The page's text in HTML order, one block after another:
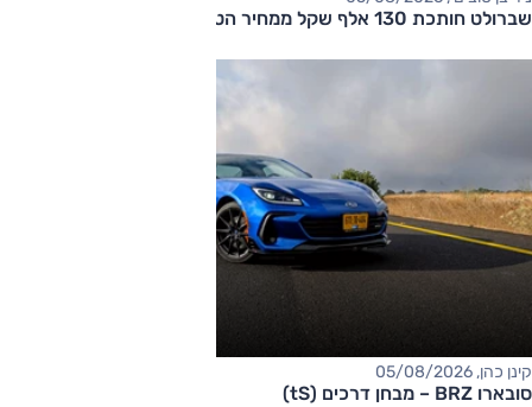
שברולט חותכת 130 אלף שקל ממחיר הטאהו
קינן כהן, 05/08/2026
סובארו BRZ – מבחן דרכים (tS)